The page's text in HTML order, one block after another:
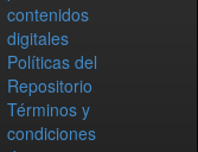
contenidos
digitales
Políticas del
Repositorio
Términos y
condiciones